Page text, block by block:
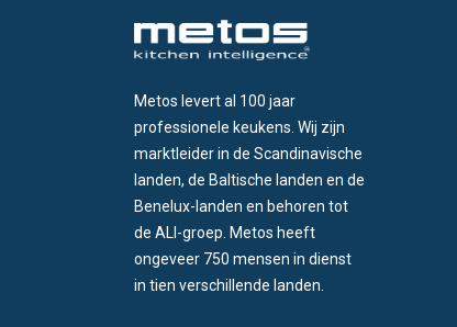
Metos levert al 100 jaar
professionele keukens. Wij zijn
marktleider in de Scandinavische
landen, de Baltische landen en de
Benelux-landen en behoren tot
de ALI-groep. Metos heeft
ongeveer 750 mensen in dienst
in tien verschillende landen.